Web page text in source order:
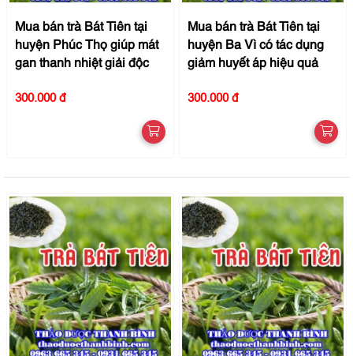
Mua bán trà Bát Tiên tại
huyện Phúc Thọ giúp mát
gan thanh nhiệt giải độc
300.000 đ
Mua bán trà Bát Tiên tại
huyện Ba Vì có tác dụng
giảm huyết áp hiệu quả
300.000 đ